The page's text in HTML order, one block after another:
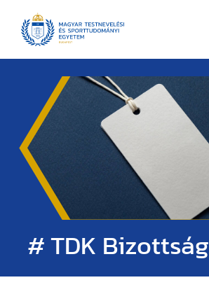
# TDK Bizottság